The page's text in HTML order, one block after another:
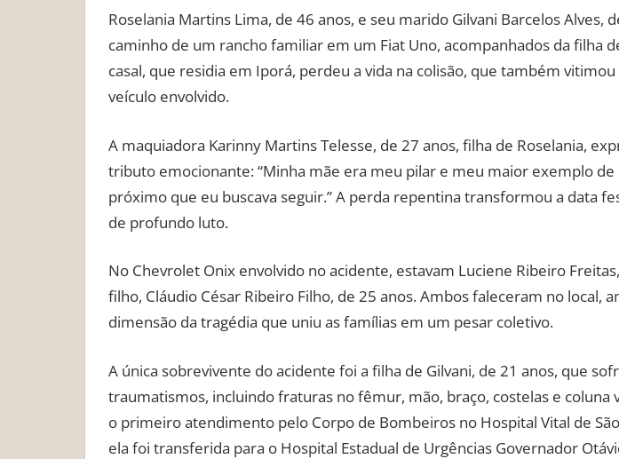
Roselania Martins Lima, de 46 anos, e seu marido Gilvani Barcelos Alves,
caminho de um rancho familiar em um Fiat Uno, acompanhados da filha
casal, que residia em Iporá, perdeu a vida na colisão, que também
veículo envolvido.
A maquiadora Karinny Martins Telesse, de 27 anos, filha de Roselania,
tributo emocionante: “Minha mãe era meu pilar e meu maior exemplo de
próximo que eu buscava seguir.” A perda repentina transformou a data
de profundo luto.
No Chevrolet Onix envolvido no acidente, estavam Luciene Ribeiro
filho, Cláudio César Ribeiro Filho, de 25 anos. Ambos faleceram no local,
dimensão da tragédia que uniu as famílias em um pesar coletivo.
A única sobrevivente do acidente foi a filha de Gilvani, de 21 anos, que
traumatismos, incluindo fraturas no fêmur, mão, braço, costelas e coluna
o primeiro atendimento pelo Corpo de Bombeiros no Hospital Vital de
ela foi transferida para o Hospital Estadual de Urgências Governador